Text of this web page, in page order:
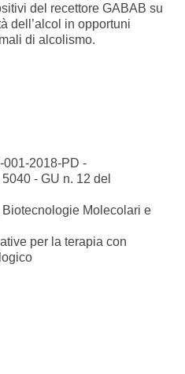
del recettore GABAB su
dell’alcol in opportuni
di alcolismo.
001-2018-PD -
- GU n. 12 del
Molecolari e
per la terapia con